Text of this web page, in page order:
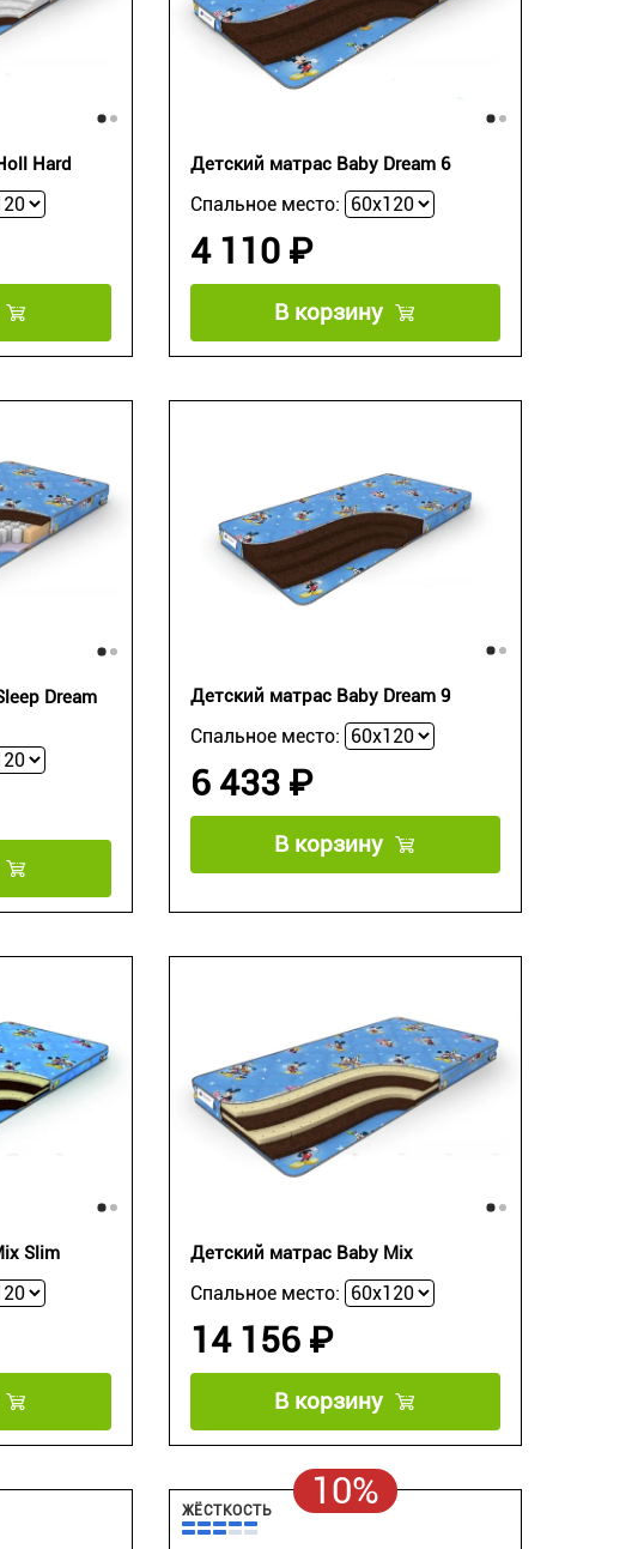
Hard Детский матрас Baby Dream 6
Спальное место:
4 110 ₽
В корзину
Dream
Детский матрас Baby Dream 9
Спальное место:
6 433 ₽
В корзину
Slim Детский матрас Baby Mix
Спальное место:
14 156 ₽
В корзину
10%
ЖЁСТКОСТЬ